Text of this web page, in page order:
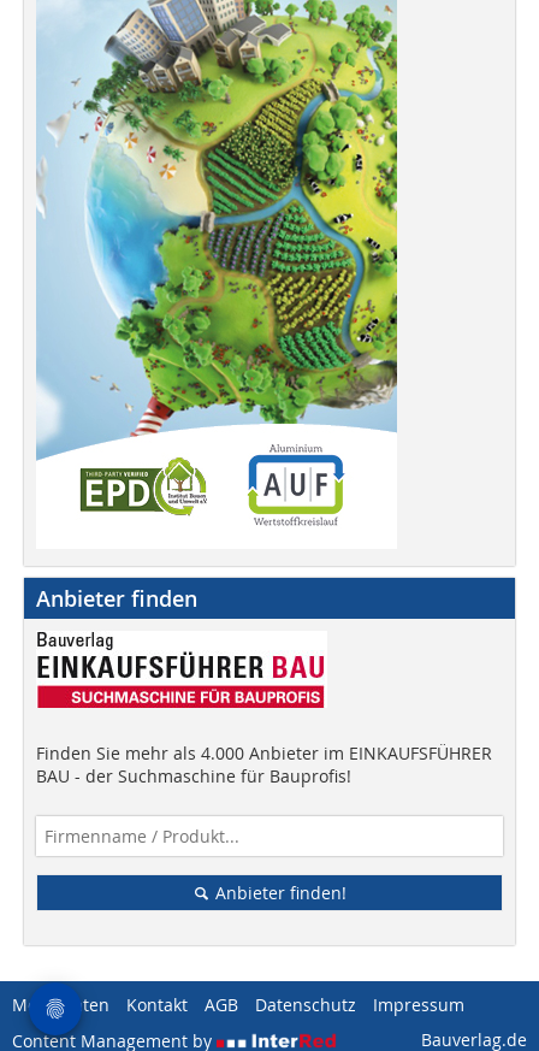
Anbieter finden
Finden Sie mehr als 4.000 Anbieter im EINKAUFSFÜHRER
BAU - der Suchmaschine für Bauprofis!
Anbieter finden!
Mediadaten Kontakt AGB Datenschutz
Impressum
Content Management by
Bauverlag.de